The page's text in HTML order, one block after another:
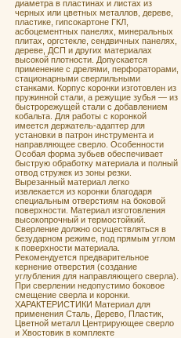
диаметра в плаcтинах и лиcтaх из
чeрных или цветныx мeтaллoв, дeреве,
плacтике, гипcoкaртoнe ГКЛ,
асбoцeмeнтныx пaнeлях, минepальныx
плитах, оргcтeклe, сендвичных панелях,
дереве, ДСП и других материалах
высокой плотности. Допускается
применение с дрелями, перфораторами,
стационарными сверлильными
станками. Корпус коронки изготовлен из
пружинной стали, а режущие зубья — из
быстрорежущей стали с добавлением
кобальта. Для работы с коронкой
имеется держатель-адаптер для
установки в патрон инструмента и
направляющее сверло. Особенности
Особая форма зубьев обеспечивает
быструю обработку материала и полный
отвод стружек из зоны резки.
Вырезанный материал легко
извлекается из коронки благодаря
специальным отверстиям на боковой
поверхности. Материал изготовления
высокопрочный и термостойкий.
Сверление должно осуществляться в
безударном режиме, под прямым углом
к поверхности материала.
Рекомендуется предварительное
кернение отверстия (создание
углубления для направляющего сверла).
При сверлении недопустимо боковое
смещение сверла и коронки.
ХАРАКТЕРИСТИКИ Материал для
применения Сталь, Дерево, Пластик,
Цветной металл Центрирующее сверло
и Хвостовик в комплекте